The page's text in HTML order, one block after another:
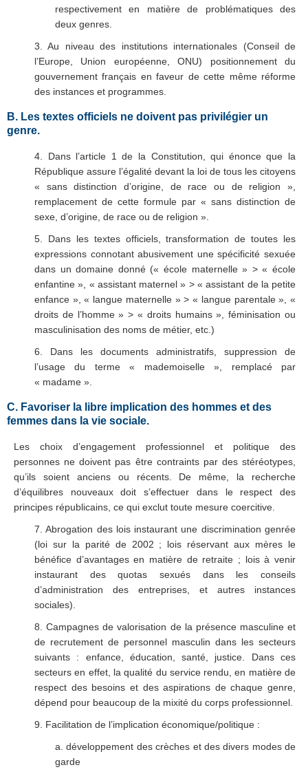
respectivement en matière de problématiques des
deux genres.
3. Au niveau des institutions internationales (Conseil de
l’Europe, Union européenne, ONU) positionnement du
gouvernement français en faveur de cette même réforme
des instances et programmes.
B. Les textes officiels ne doivent pas privilégier un
genre.
4. Dans l’article 1 de la Constitution, qui énonce que la
République assure l’égalité devant la loi de tous les citoyens
« sans distinction d’origine, de race ou de religion »,
remplacement de cette formule par « sans distinction de
sexe, d’origine, de race ou de religion ».
5. Dans les textes officiels, transformation de toutes les
expressions connotant abusivement une spécificité sexuée
dans un domaine donné (« école maternelle » > « école
enfantine », « assistant maternel » > « assistant de la petite
enfance », « langue maternelle » > « langue parentale », «
droits de l’homme » > « droits humains », féminisation ou
masculinisation des noms de métier, etc.)
6. Dans les documents administratifs, suppression de
l’usage du terme « mademoiselle », remplacé par
« madame ».
C. Favoriser la libre implication des hommes et des
femmes dans la vie sociale.
Les choix d’engagement professionnel et politique des
personnes ne doivent pas être contraints par des stéréotypes,
qu’ils soient anciens ou récents. De même, la recherche
d’équilibres nouveaux doit s’effectuer dans le respect des
principes républicains, ce qui exclut toute mesure coercitive.
7. Abrogation des lois instaurant une discrimination genrée
(loi sur la parité de 2002 ; lois réservant aux mères le
bénéfice d’avantages en matière de retraite ; lois à venir
instaurant des quotas sexués dans les conseils
d’administration des entreprises, et autres instances
sociales).
8. Campagnes de valorisation de la présence masculine et
de recrutement de personnel masculin dans les secteurs
suivants : enfance, éducation, santé, justice. Dans ces
secteurs en effet, la qualité du service rendu, en matière de
respect des besoins et des aspirations de chaque genre,
dépend pour beaucoup de la mixité du corps professionnel.
9. Facilitation de l’implication économique/politique :
a. développement des crèches et des divers modes de
garde